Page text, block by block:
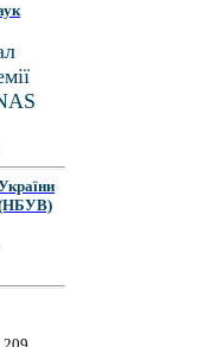
(НБУВ)